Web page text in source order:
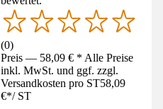
(0)
Preis — 58,09 € * Alle Preise
inkl. MwSt. und ggf. zzgl.
Versandkosten pro ST58,09
€*/ ST